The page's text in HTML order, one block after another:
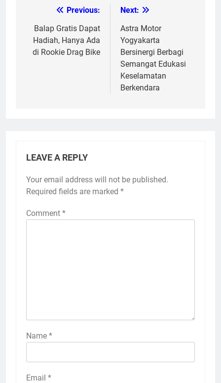
navigation
Previous:
Balap Gratis Dapat
Hadiah, Hanya Ada
di Rookie Drag Bike
Next:
Astra Motor
Yogyakarta
Bersinergi Berbagi
Semangat Edukasi
Keselamatan
Berkendara
LEAVE A REPLY
Your email address will not be published.
Required fields are marked *
Comment *
Name *
Email *